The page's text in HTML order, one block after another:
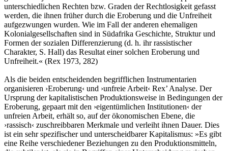
unterschiedlichen Rechten bzw. Graden der Rechtlosigkeit gefasst
werden, die ihnen früher durch die Eroberung und die Unfreiheit
aufgezwungen wurden. Wie im Fall der anderen ehemaligen
Kolonialgesellschaften sind in Südafrika Geschichte, Struktur und
Formen der sozialen Differenzierung (d. h. ihr rassistischer
Charakter, S. Hall) das Resultat einer solchen Eroberung und
Unfreiheit.« (Rex 1973, 282)
Als die beiden entscheidenden begrifflichen Instrumentarien
organisieren ›Eroberung‹ und ›unfreie Arbeit‹ Rex’ Analyse. Der
Ursprung der kapitalistischen Produktionsweise in Bedingungen der
Eroberung, gepaart mit den ›eigentümlichen Institutionen‹ der
unfreien Arbeit, erhält so, auf der ökonomischen Ebene, die
›rassisch‹ zuschreibbaren Merkmale und verleiht ihnen Dauer. Dies
ist ein sehr spezifischer und unterscheidbarer Kapitalismus: »Es gibt
eine Reihe verschiedener Beziehungen zu den Produktionsmitteln,